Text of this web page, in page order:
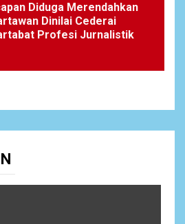
Diduga Merendahkan
Dinilai Cederai
Profesi Jurnalistik